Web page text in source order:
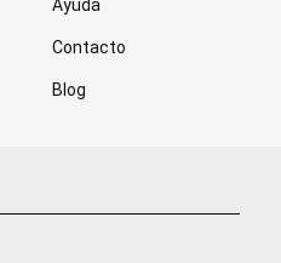
Ayuda
Contacto
Blog